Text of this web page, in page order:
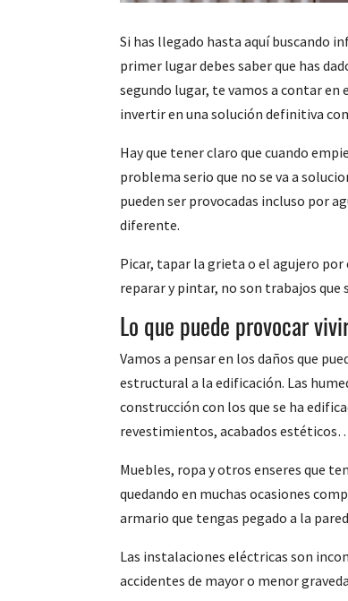
Si has llegado hasta aquí buscando
primer lugar debes saber que has
segundo lugar, te vamos a contar
invertir en una solución definitiva
Hay que tener claro que cuando
problema serio que no se va a
pueden ser provocadas incluso por
diferente.
Picar, tapar la grieta o el agujero
reparar y pintar, no son trabajos que
Lo que puede provocar
Vamos a pensar en los daños que
estructural a la edificación. Las
construcción con los que se ha
revestimientos, acabados
Muebles, ropa y otros enseres que
quedando en muchas ocasiones
armario que tengas pegado a la
Las instalaciones eléctricas son
accidentes de mayor o menor